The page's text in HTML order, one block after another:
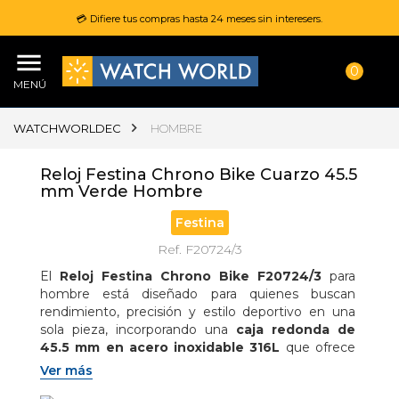
💳 Difiere tus compras hasta 24 meses sin interesers.
MENÚ
0
WATCHWORLDEC HOMBRE
Reloj Festina Chrono Bike Cuarzo 45.5
mm Verde Hombre
Festina
Ref. F20724/3
El Reloj Festina Chrono Bike F20724/3 para
hombre está diseñado para quienes buscan
rendimiento, precisión y estilo deportivo en una
sola pieza, incorporando una caja redonda de
45.5 mm en acero inoxidable 316L que ofrece
gran resistencia y presencia en la muñeca; en su
interior integra un
Ver más